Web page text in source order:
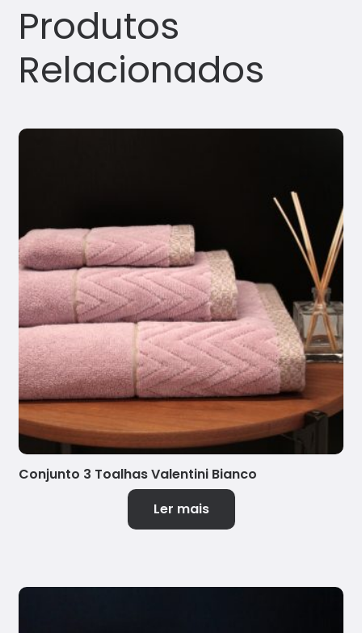
Produtos
Relacionados
Conjunto 3 Toalhas Valentini Bianco
Ler mais